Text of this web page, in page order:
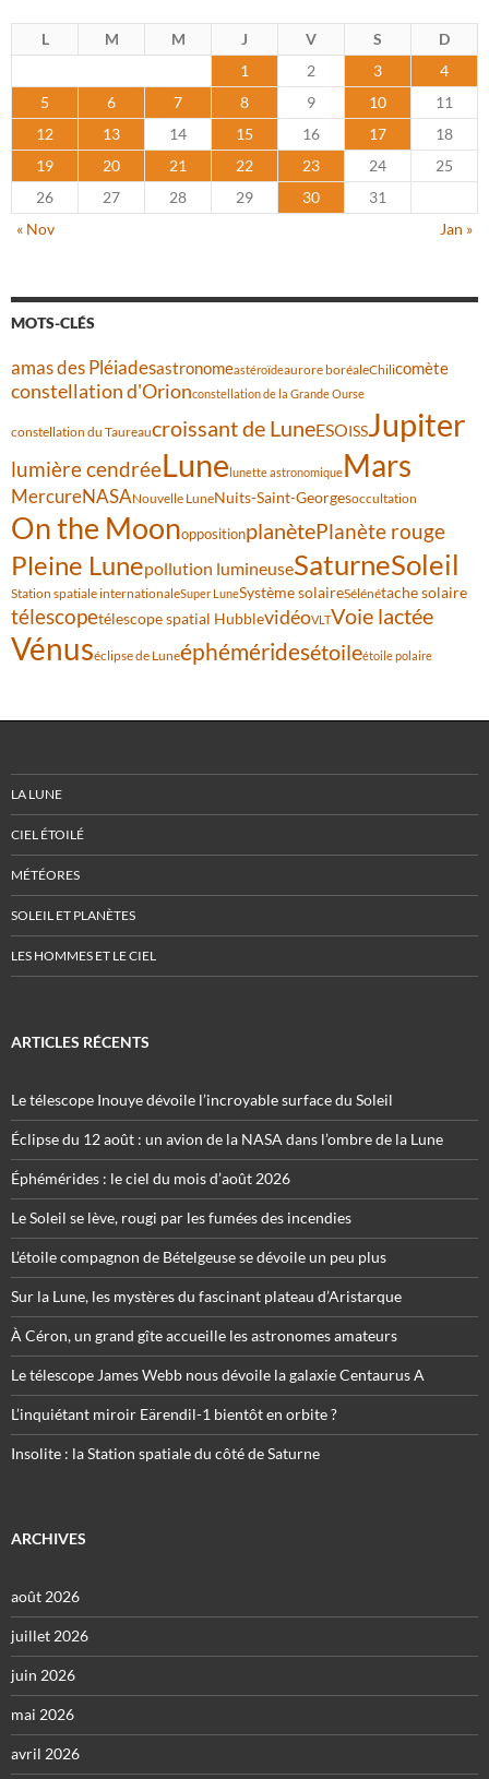
L M M J V S
D
1
2 3
4
5
6 7 8 9 10
11
12
13 14 15 16 17
18
19
20 21 22 23 24
25
26
27 28 29 30
31
« Nov
Jan »
MOTS-CLÉS
amas des Pléiadesastronomeastéroïdeaurore boréaleChilicomète
constellation d'Orionconstellation de la Grande Ourse
constellation du Taureaucroissant de LuneESOISSJupiter
lumière cendréeLunelunette astronomiqueMars
MercureNASANouvelle LuneNuits-Saint-Georgesoccultation
On the MoonoppositionplanètePlanète rouge
Pleine Lunepollution lumineuseSaturneSoleil
Station spatiale internationaleSuper LuneSystème solaireSélénétache solaire
télescopetélescope spatial HubblevidéoVLTVoie lactée
Vénuséclipse de Luneéphéméridesétoileétoile polaire
LA LUNE
CIEL ÉTOILÉ
MÉTÉORES
SOLEIL ET PLANÈTES
LES HOMMES ET LE CIEL
ARTICLES RÉCENTS
Le télescope Inouye dévoile l’incroyable surface du Soleil
Éclipse du 12 août : un avion de la NASA dans l’ombre de la Lune
Éphémérides : le ciel du mois d’août 2026
Le Soleil se lève, rougi par les fumées des incendies
L’étoile compagnon de Bételgeuse se dévoile un peu plus
Sur la Lune, les mystères du fascinant plateau d’Aristarque
À Céron, un grand gîte accueille les astronomes amateurs
Le télescope James Webb nous dévoile la galaxie Centaurus A
L’inquiétant miroir Eärendil-1 bientôt en orbite ?
Insolite : la Station spatiale du côté de Saturne
ARCHIVES
août 2026
juillet 2026
juin 2026
mai 2026
avril 2026